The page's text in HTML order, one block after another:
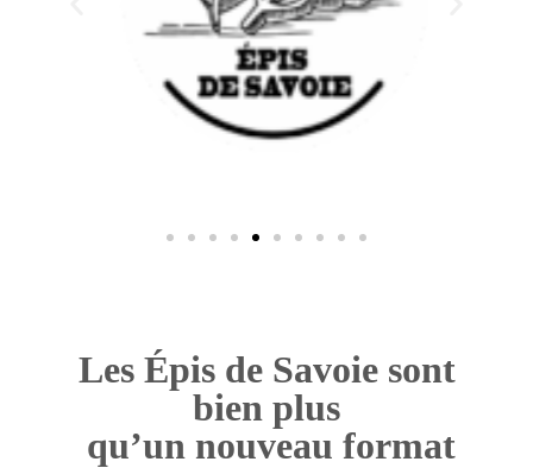
Les Épis de Savoie sont
bien plus
qu’un nouveau format